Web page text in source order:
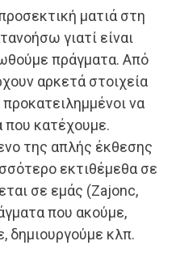
ματιά στη
γιατί είναι
πράγματα. Από
αρκετά στοιχεία
να
που κατέχουμε.
της απλής έκθεσης
εκτιθέμεθα σε
σε εμάς (Zajonc,
που ακούμε,
δημιουργούμε κλπ.